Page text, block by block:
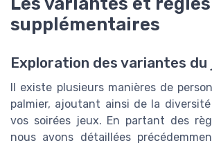
supplémentaires
Exploration des variantes du
Il existe plusieurs manières de
palmier, ajoutant ainsi de la
vos soirées jeux. En partant des
nous avons détaillées